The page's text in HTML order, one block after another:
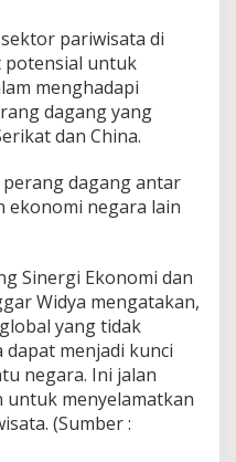
pariwisata di
potensial untuk
menghadapi
dagang yang
dan China.
dagang antar
ekonomi negara lain
Sinergi Ekonomi dan
Widya mengatakan,
yang tidak
menjadi kunci
negara. Ini jalan
untuk menyelamatkan
(Sumber :